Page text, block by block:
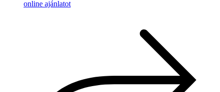
online ajánlatot